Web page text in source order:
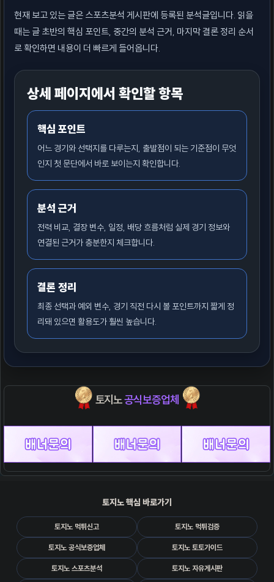
현재 보고 있는 글은 스포츠분석 게시판에 등록된 분석글입니다. 읽을
때는 글 초반의 핵심 포인트, 중간의 분석 근거, 마지막 결론 정리 순서
로 확인하면 내용이 더 빠르게 들어옵니다.
상세 페이지에서 확인할 항목
핵심 포인트
어느 경기와 선택지를 다루는지, 출발점이 되는 기준점이 무엇
인지 첫 문단에서 바로 보이는지 확인합니다.
분석 근거
전력 비교, 결장 변수, 일정, 배당 흐름처럼 실제 경기 정보와
연결된 근거가 충분한지 체크합니다.
결론 정리
최종 선택과 예외 변수, 경기 직전 다시 볼 포인트까지 짧게 정
리돼 있으면 활용도가 훨씬 높습니다.
토지노공식보증업체
토지노 핵심 바로가기
토지노 먹튀신고 토지노 먹튀검증
토지노 공식보증업체 토지노 토토가이드
토지노 스포츠분석 토지노 자유게시판